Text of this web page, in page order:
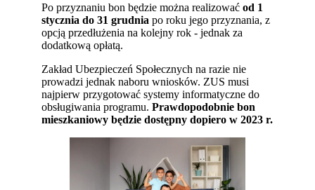
Po przyznaniu bon będzie można realizowaćod 1
stycznia do 31 grudnia po roku jego przyznania, z
opcją przedłużenia na kolejny rok - jednak za
dodatkową opłatą.
Zakład Ubezpieczeń Społecznych na razie nie
prowadzi jednak naboru wniosków. ZUS musi
najpierw przygotować systemy informatyczne do
obsługiwania programu.Prawdopodobnie bon
mieszkaniowy będzie dostępny dopiero w 2023 r.